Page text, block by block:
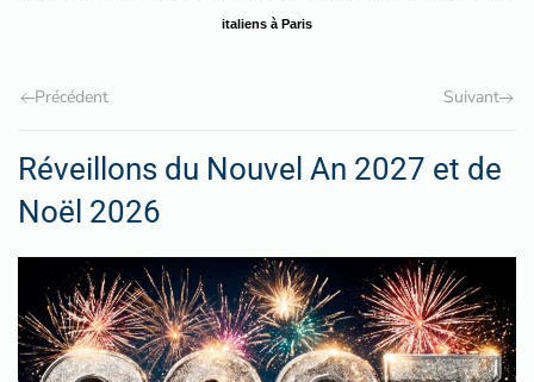
italiens à Paris
Précédent Suivant
Réveillons du Nouvel An 2027 et de
Noël 2026